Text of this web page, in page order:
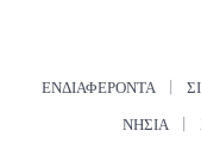
ΕΝΔΙΑΦΈΡΟΝΤΑ
ΝΗΣΙΆ